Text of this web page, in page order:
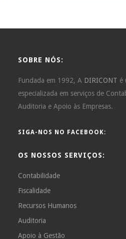
SOBRE NÓS:
Fundada em 1992, A DIRICONT é
especializada em serviços de
Auditoria e Apoio às Empresas.
SIGA-NOS NO FACEBOOK:
OS NOSSOS SERVIÇOS:
Contabilidade
Fiscalidade
Recursos Humanos
Auditoria
Apoio à Gestão